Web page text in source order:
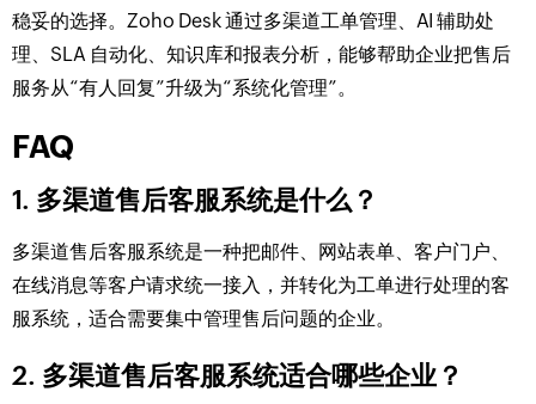
稳妥的选择。Zoho Desk 通过多渠道工单管理、AI 辅助处
理、SLA 自动化、知识库和报表分析，能够帮助企业把售后
服务从“有人回复”升级为“系统化管理”。
FAQ
1. 多渠道售后客服系统是什么？
多渠道售后客服系统是一种把邮件、网站表单、客户门户、
在线消息等客户请求统一接入，并转化为工单进行处理的客
服系统，适合需要集中管理售后问题的企业。
2. 多渠道售后客服系统适合哪些企业？